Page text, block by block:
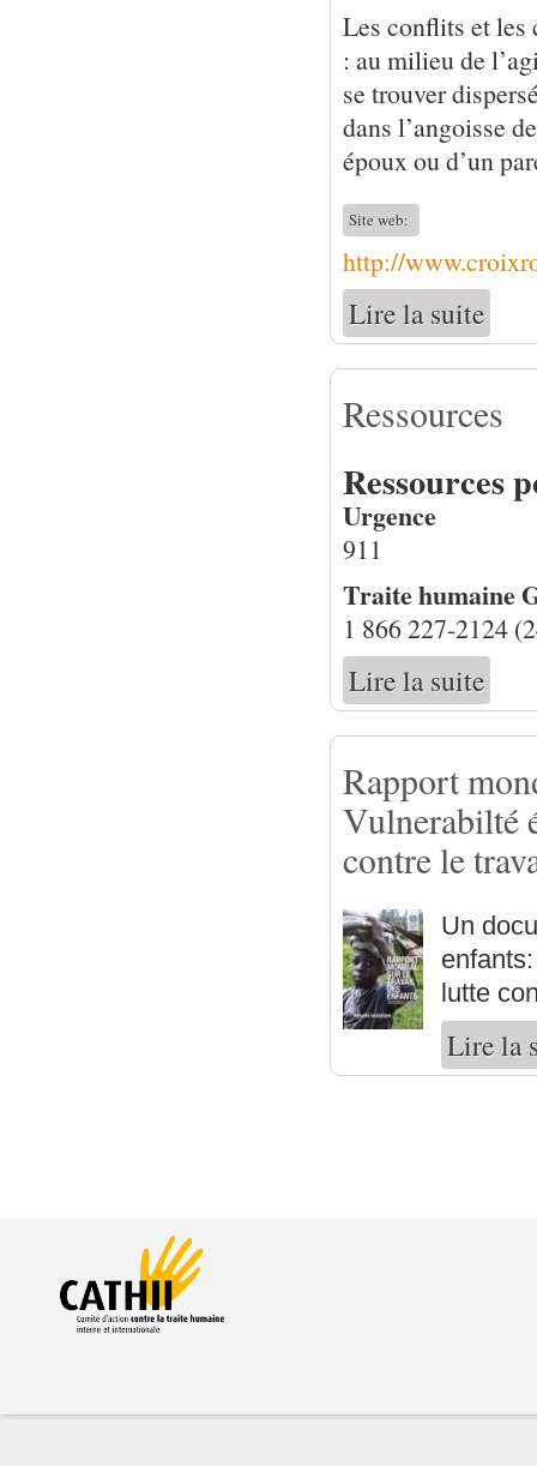
Les conflits et les
: au milieu de
se trouver
dans l’angoisse
époux ou d’un
Site web:
http://
Lire la suite
Ressources
Ressources
Urgence
911
Traite humaine
1 866 227-2124
Lire la suite
Rapport
Vulnerabilté
contre le
Un
lutte
Lire la